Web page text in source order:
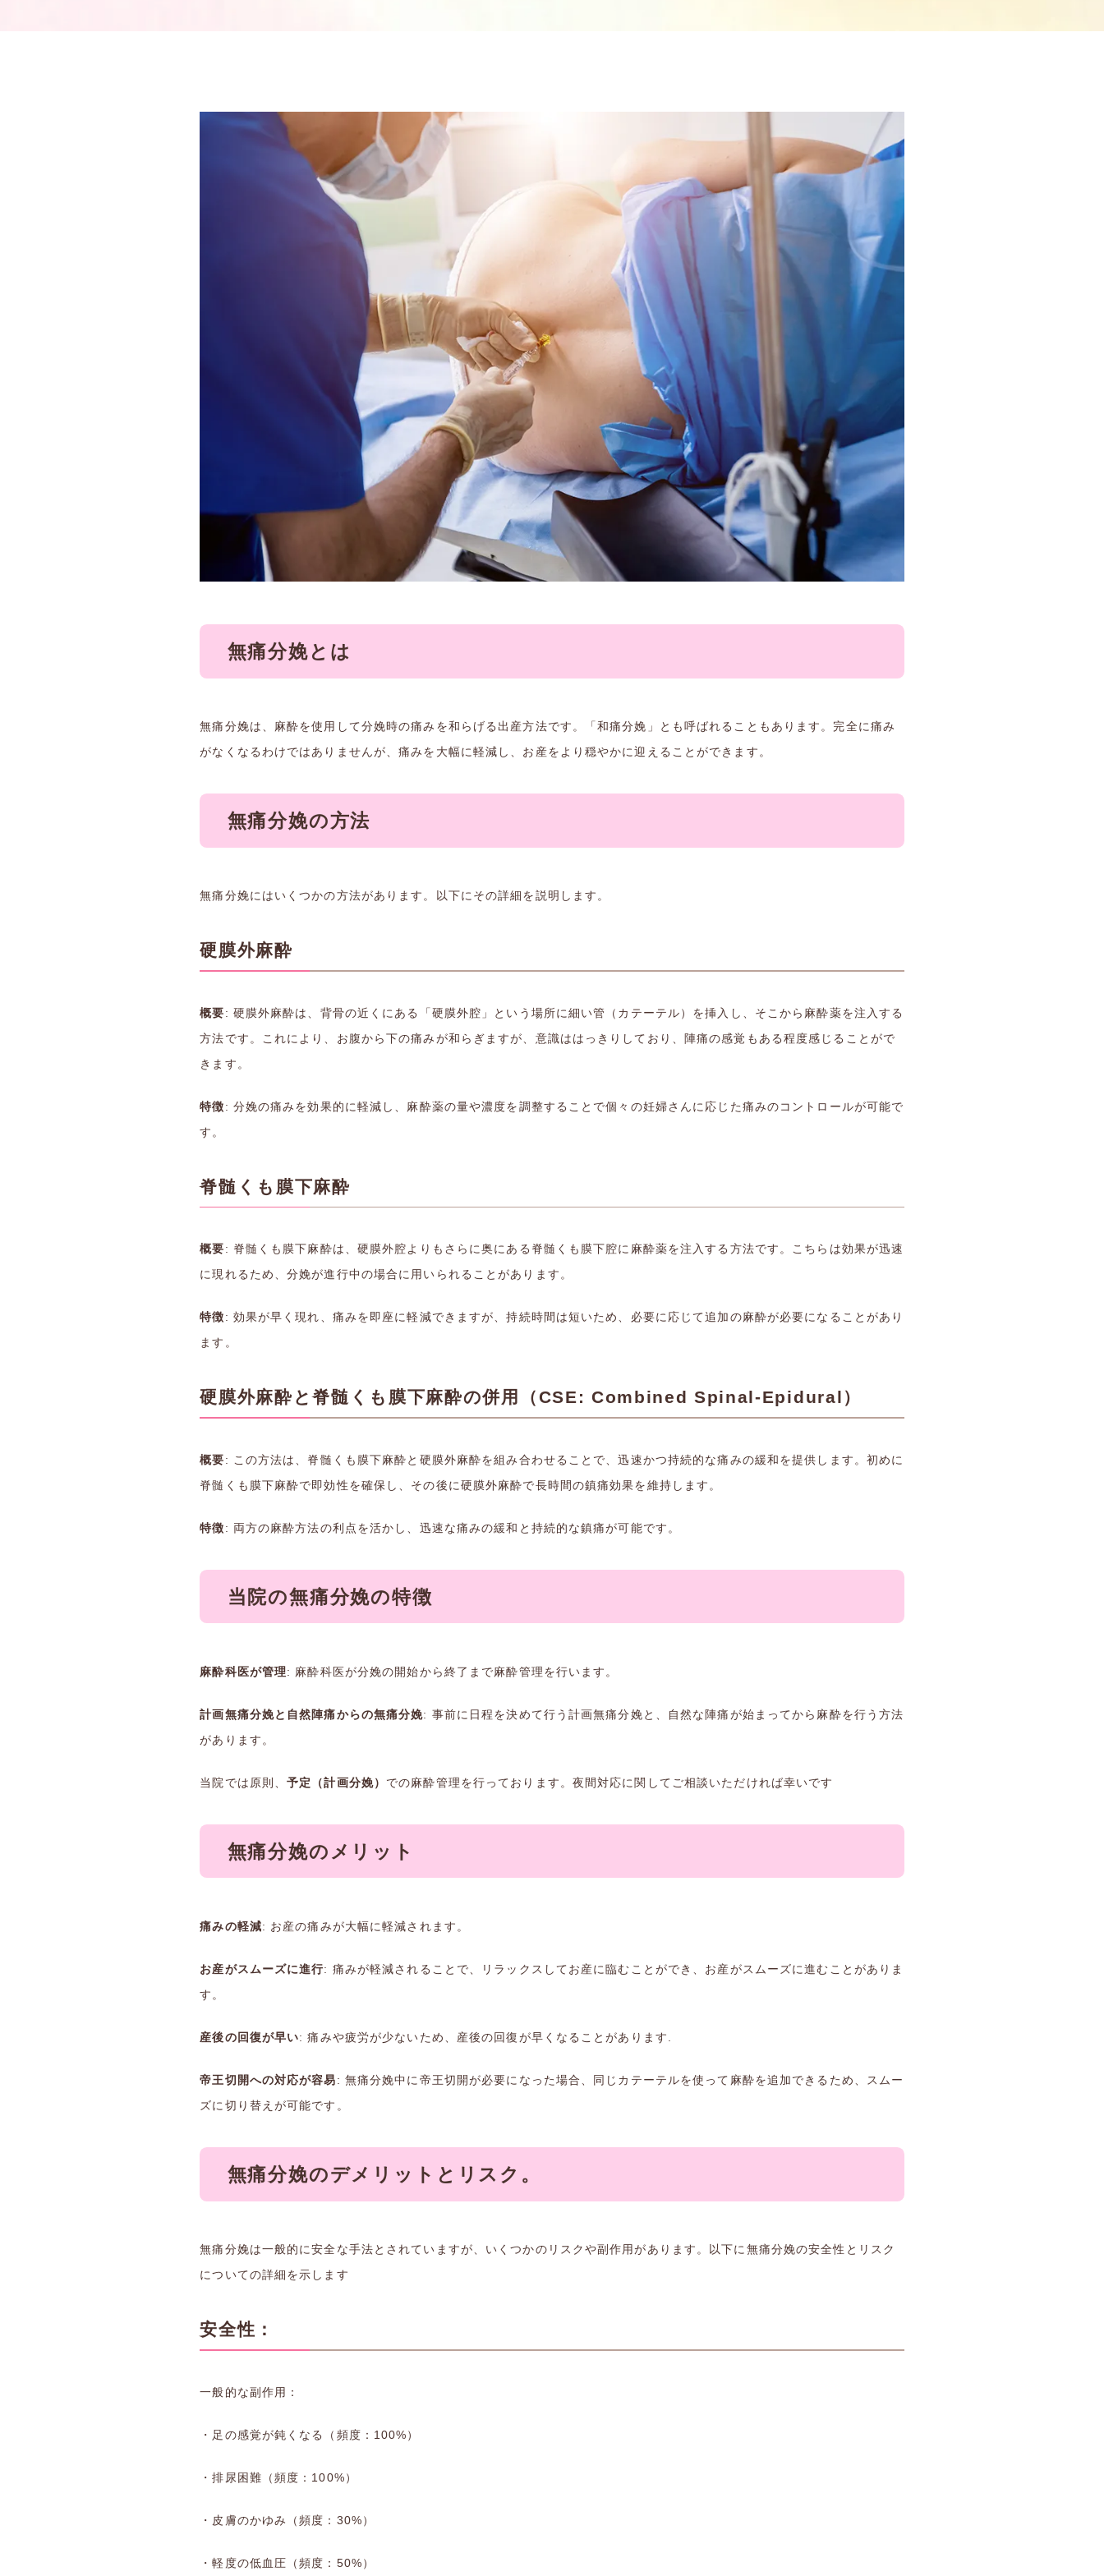
無痛分娩とは
無痛分娩は、麻酔を使用して分娩時の痛みを和らげる出産方法です。「和痛分娩」とも呼ばれることもあります。完全に痛み
がなくなるわけではありませんが、痛みを大幅に軽減し、お産をより穏やかに迎えることができます。
無痛分娩の方法
無痛分娩にはいくつかの方法があります。以下にその詳細を説明します。
硬膜外麻酔
概要: 硬膜外麻酔は、背骨の近くにある「硬膜外腔」という場所に細い管（カテーテル）を挿入し、そこから麻酔薬を注入する
方法です。これにより、お腹から下の痛みが和らぎますが、意識ははっきりしており、陣痛の感覚もある程度感じることがで
きます。
特徴: 分娩の痛みを効果的に軽減し、麻酔薬の量や濃度を調整することで個々の妊婦さんに応じた痛みのコントロールが可能で
す。
脊髄くも膜下麻酔
概要: 脊髄くも膜下麻酔は、硬膜外腔よりもさらに奥にある脊髄くも膜下腔に麻酔薬を注入する方法です。こちらは効果が迅速
に現れるため、分娩が進行中の場合に用いられることがあります。
特徴: 効果が早く現れ、痛みを即座に軽減できますが、持続時間は短いため、必要に応じて追加の麻酔が必要になることがあり
ます。
硬膜外麻酔と脊髄くも膜下麻酔の併用（CSE: Combined Spinal-Epidural）
概要: この方法は、脊髄くも膜下麻酔と硬膜外麻酔を組み合わせることで、迅速かつ持続的な痛みの緩和を提供します。初めに
脊髄くも膜下麻酔で即効性を確保し、その後に硬膜外麻酔で長時間の鎮痛効果を維持します。
特徴: 両方の麻酔方法の利点を活かし、迅速な痛みの緩和と持続的な鎮痛が可能です。
当院の無痛分娩の特徴
麻酔科医が管理: 麻酔科医が分娩の開始から終了まで麻酔管理を行います。
計画無痛分娩と自然陣痛からの無痛分娩: 事前に日程を決めて行う計画無痛分娩と、自然な陣痛が始まってから麻酔を行う方法
があります。
当院では原則、予定（計画分娩） での麻酔管理を行っております。夜間対応に関してご相談いただければ幸いです
無痛分娩のメリット
痛みの軽減: お産の痛みが大幅に軽減されます。
お産がスムーズに進行: 痛みが軽減されることで、リラックスしてお産に臨むことができ、お産がスムーズに進むことがありま
す。
産後の回復が早い: 痛みや疲労が少ないため、産後の回復が早くなることがあります.
帝王切開への対応が容易: 無痛分娩中に帝王切開が必要になった場合、同じカテーテルを使って麻酔を追加できるため、スムー
ズに切り替えが可能です。
無痛分娩のデメリットとリスク 。
無痛分娩は一般的に安全な手法とされていますが、いくつかのリスクや副作用があります。以下に無痛分娩の安全性とリスク
についての詳細を示します
安全性 ：
一般的な副作用：
・足の感覚が鈍くなる（頻度：100%）
・排尿困難（頻度：100%）
・皮膚のかゆみ（頻度：30%）
・軽度の低血圧（頻度：50%）